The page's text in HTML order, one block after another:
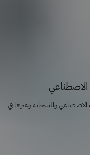
الاصطناعي
الاصطناعي والسحابة وغيرها في